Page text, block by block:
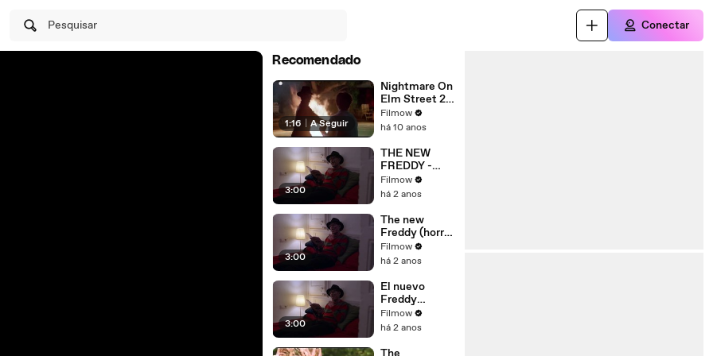
Pesquisar Conectar
Recomendado
1:16 A Seguir
Nightmare On
Elm Street 2:
Freddy's
Revenge
Trailer Movie
HD
Filmow
há 10 anos
3:00
THE NEW
FREDDY -
Short Film
Filmow
há 2 anos
3:00
The new
Freddy (horror
comedy short
film)
Filmow
há 2 anos
3:00
El nuevo
Freddy
(cortometraje
)
Filmow
há 2 anos